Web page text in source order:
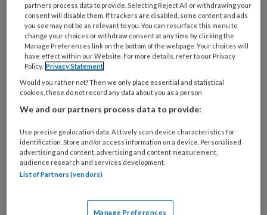
Wat
is
je
e-
mailadres?
Kies
je
wachtwoord* *
je
functie *
Bij
welke
organisatie
Ontvang 2x per week de
partners process data to provide. Selecting Reject All or withdrawing your
consent will disable them. If trackers are disabled, some content and ads
you see may not be as relevant to you. You can resurface this menu to
change your choices or withdraw consent at any time by clicking the
Manage Preferences link on the bottom of the webpage. Your choices will
have effect within our Website. For more details, refer to our Privacy
Policy. Privacy Statement
Would you rather not? Then we only place essential and statistical
cookies, these do not record any data about you as a person
We and our partners process data to provide:
Use precise geolocation data. Actively scan device characteristics for
identification. Store and/or access information on a device. Personalised
advertising and content, advertising and content measurement,
audience research and services development.
List of Partners (vendors)
Manage Preferences